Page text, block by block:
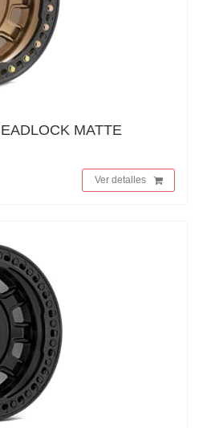
MATTE
Ver detalles